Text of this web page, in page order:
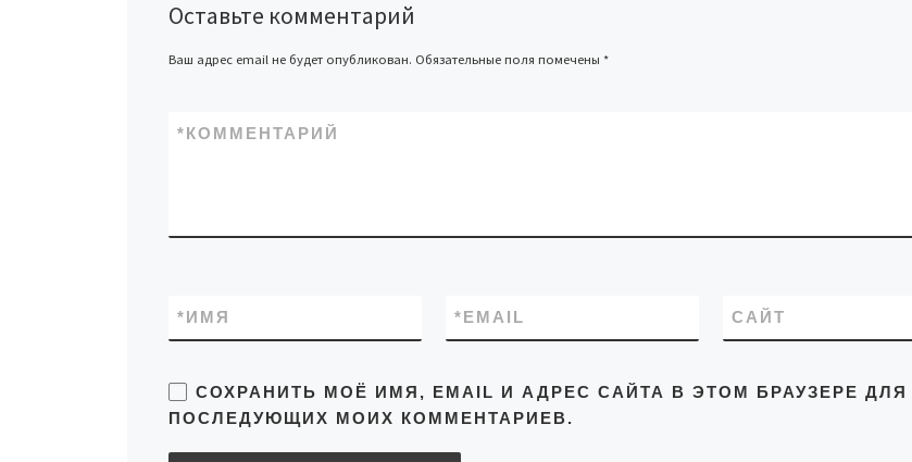
Оставьте комментарий
Ваш адрес email не будет опубликован. Обязательные поля помечены *
КОММЕНТАРИЙ
*
ИМЯ
* EMAIL
* САЙТ
СОХРАНИТЬ МОЁ ИМЯ, EMAIL И АДРЕС САЙТА В ЭТОМ БРАУЗЕРЕ ДЛЯ
ПОСЛЕДУЮЩИХ МОИХ КОММЕНТАРИЕВ.